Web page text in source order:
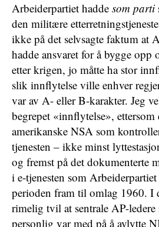
Arbeiderpartiet hadde som parti
den militære
ikke på det selvsagte faktum at
hadde ansvaret for å bygge opp
etter krigen, jo måtte ha stor
slik innflytelse ville enhver
var av A- eller B-karakter. Jeg
begrepet «innflytelse»,
amerikanske NSA som
tjenesten – ikke minst
og fremst på det dokumenterte
i e-tjenesten som
perioden fram til omlag 1960. I
rimelig tvil at sentrale AP-
personlig var med på å avlytte